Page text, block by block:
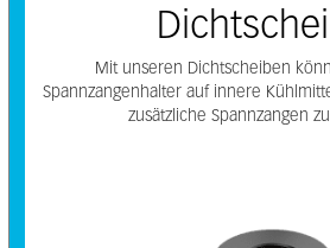
Mit unseren Dichtscheiben
Spannzangenhalter auf innere
zusätzliche Spannzangen